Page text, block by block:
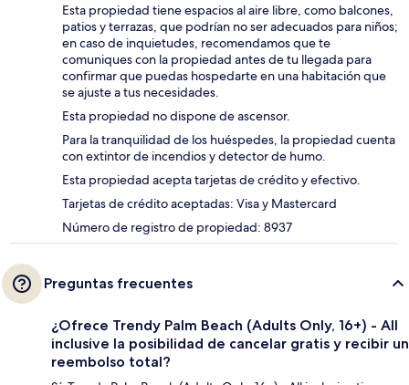
Esta propiedad tiene espacios al aire libre, como balcones,
patios y terrazas, que podrían no ser adecuados para niños;
en caso de inquietudes, recomendamos que te
comuniques con la propiedad antes de tu llegada para
confirmar que puedas hospedarte en una habitación que
se ajuste a tus necesidades.
Esta propiedad no dispone de ascensor.
Para la tranquilidad de los huéspedes, la propiedad cuenta
con extintor de incendios y detector de humo.
Esta propiedad acepta tarjetas de crédito y efectivo.
Tarjetas de crédito aceptadas: Visa y Mastercard
Número de registro de propiedad: 8937
Preguntas frecuentes
¿Ofrece Trendy Palm Beach (Adults Only, 16+) - All
inclusive la posibilidad de cancelar gratis y recibir un
reembolso total?